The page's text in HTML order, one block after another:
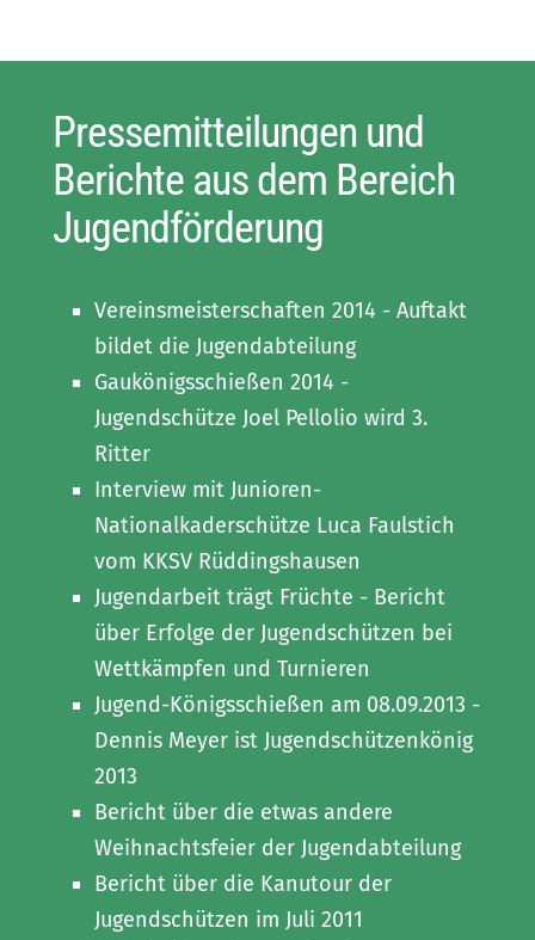
Pressemitteilungen und
Berichte aus dem Bereich
Jugendförderung
Vereinsmeisterschaften 2014 - Auftakt
bildet die Jugendabteilung
Gaukönigsschießen 2014 -
Jugendschütze Joel Pellolio wird 3.
Ritter
Interview mit Junioren-
Nationalkaderschütze Luca Faulstich
vom KKSV Rüddingshausen
Jugendarbeit trägt Früchte - Bericht
über Erfolge der Jugendschützen bei
Wettkämpfen und Turnieren
Jugend-Königsschießen am 08.09.2013 -
Dennis Meyer ist Jugendschützenkönig
2013
Bericht über die etwas andere
Weihnachtsfeier der Jugendabteilung
Bericht über die Kanutour der
Jugendschützen im Juli 2011